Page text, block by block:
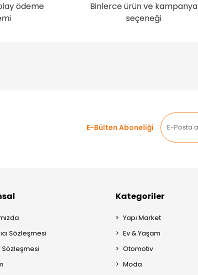
ödeme
Binlerce ürün ve kampanya
seçeneği
E-Bülten Aboneliği
Sözleşmesi
Sözleşmesi
Kategoriler
Yapı Market
Ev & Yaşam
Otomotiv
Moda